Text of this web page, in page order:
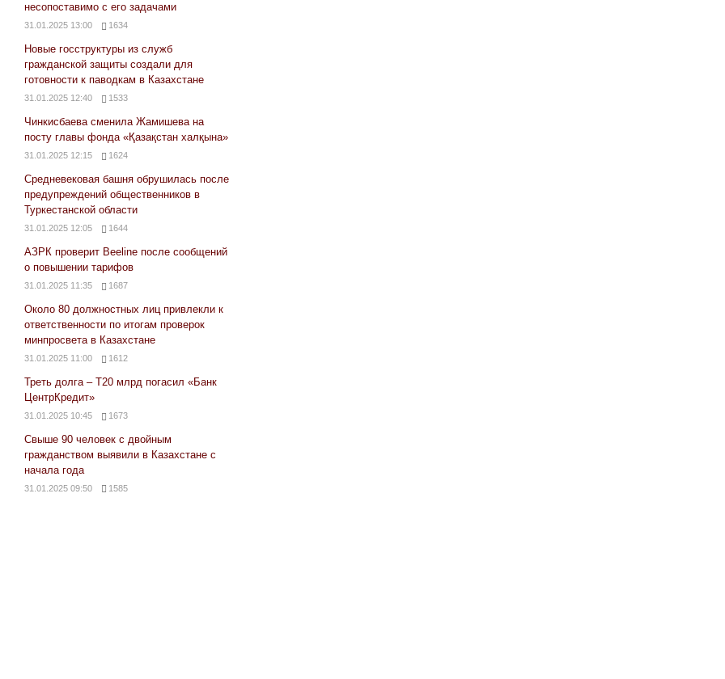
несопоставимо с его задачами
31.01.2025 13:00 1634
Новые госструктуры из служб
гражданской защиты создали для
готовности к паводкам в Казахстане
31.01.2025 12:40 1533
Чинкисбаева сменила Жамишева на
посту главы фонда «Қазақстан халқына»
31.01.2025 12:15 1624
Средневековая башня обрушилась после
предупреждений общественников в
Туркестанской области
31.01.2025 12:05 1644
АЗРК проверит Beeline после сообщений
о повышении тарифов
31.01.2025 11:35 1687
Около 80 должностных лиц привлекли к
ответственности по итогам проверок
минпросвета в Казахстане
31.01.2025 11:00 1612
Треть долга – Т20 млрд погасил «Банк
ЦентрКредит»
31.01.2025 10:45 1673
Свыше 90 человек с двойным
гражданством выявили в Казахстане с
начала года
31.01.2025 09:50 1585